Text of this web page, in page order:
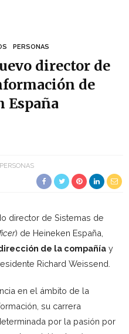
PERSONAS
director de
de
España
PERSONAS
director de Sistemas de
) de Heineken España,
de la compañía y
Richard Weissend.
en el ámbito de la
su carrera
por la pasión por